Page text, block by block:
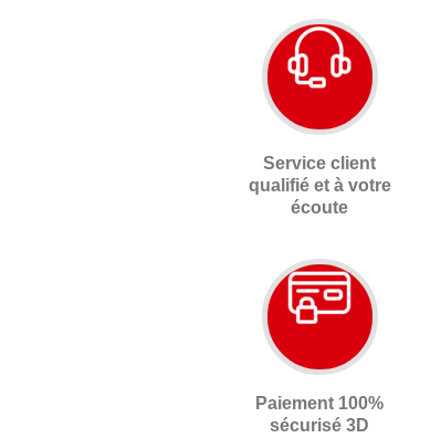
Service client
qualifié et à votre
écoute
Paiement 100%
sécurisé 3D